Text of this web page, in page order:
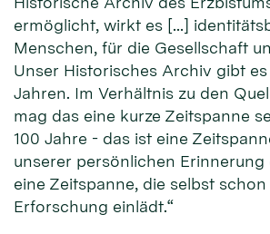
ermöglicht, wirkt es […]
Menschen, für die Gesellschaft
Unser Historisches Archiv gibt es
Jahren. Im Verhältnis zu den
mag das eine kurze Zeitspanne
100 Jahre - das ist eine
unserer persönlichen Erinnerung
eine Zeitspanne, die selbst
Erforschung einlädt.“